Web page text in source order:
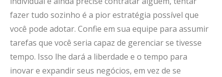
fazer tudo sozinho é a pior estratégia possível que
você pode adotar. Confie em sua equipe para assumir
tarefas que você seria capaz de gerenciar se tivesse
tempo. Isso lhe dará a liberdade e o tempo para
inovar e expandir seus negócios, em vez de se